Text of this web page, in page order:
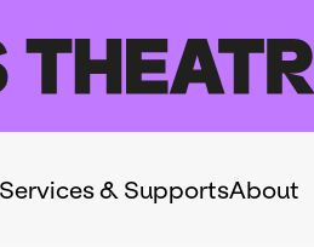
& SupportsAbout